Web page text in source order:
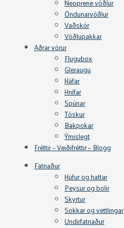
Neoprene vöðlur
Öndunarvöðlur
Vaðskór
Vöðlupakkar
Aðrar vörur
Flugubox
Gleraugu
Háfar
Hnífar
Spúnar
Töskur
Bakpokar
Ýmislegt
Fréttir – Veiðifréttir – Blogg
Fatnaður
Húfur og hattar
Peysur og bolir
Skyrtur
Sokkar og vettlingar
Undirfatnaður